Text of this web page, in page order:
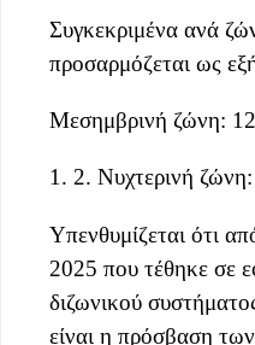
Συγκεκριμένα ανά
προσαρμόζεται ως
Μεσημβρινή ζώνη:
1. 2. Νυχτερινή
Υπενθυμίζεται ότι
2025 που τέθηκε σε
διζωνικού
είναι η πρόσβαση